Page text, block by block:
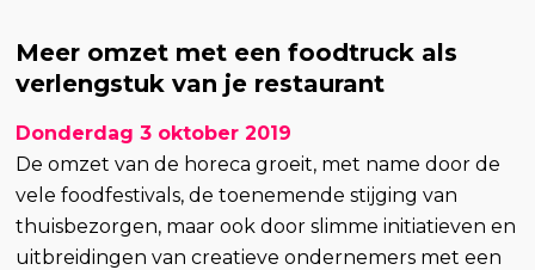
Meer omzet met een foodtruck als
verlengstuk van je restaurant
Donderdag 3 oktober 2019
De omzet van de horeca groeit, met name door de
vele foodfestivals, de toenemende stijging van
thuisbezorgen, maar ook door slimme initiatieven en
uitbreidingen van creatieve ondernemers met een